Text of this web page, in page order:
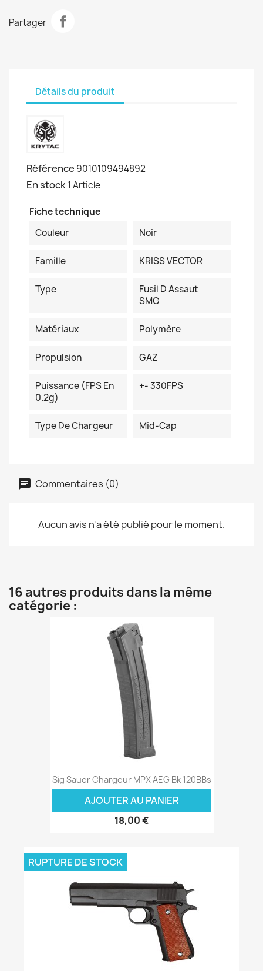
Partager
Détails du produit
Référence 9010109494892
En stock1 Article
Fiche technique
Couleur
Noir
Famille KRISS VECTOR
Type
Fusil D Assaut
SMG
Matériaux Polymère
Propulsion GAZ
Puissance (FPS En
0.2g)
+- 330FPS
Type De Chargeur Mid-Cap
Commentaires (0)
Aucun avis n'a été publié pour le moment.
16 autres produits dans la même
catégorie :
Sig Sauer Chargeur MPX AEG Bk 120BBs
AJOUTER AU PANIER
18,00 €
RUPTURE DE STOCK